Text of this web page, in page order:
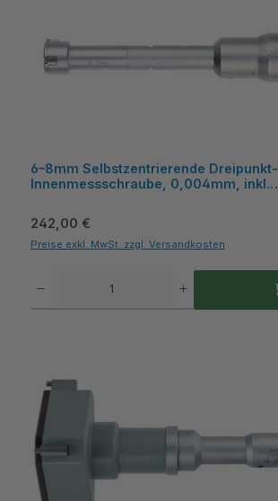
6–8mm Selbstzentrierende Dreipunkt-
Innenmessschraube, 0,004mm, inkl.
Regulärer Preis:
242,00 €
Preise exkl. MwSt. zzgl. Versandkosten